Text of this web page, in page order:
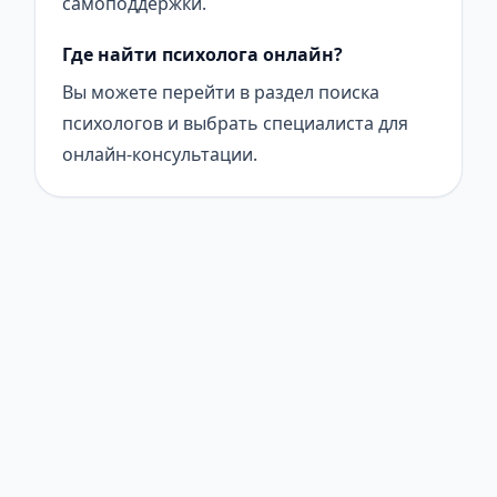
Где найти психолога онлайн?
Вы можете перейти в раздел поиска
психологов и выбрать специалиста для
онлайн-консультации.